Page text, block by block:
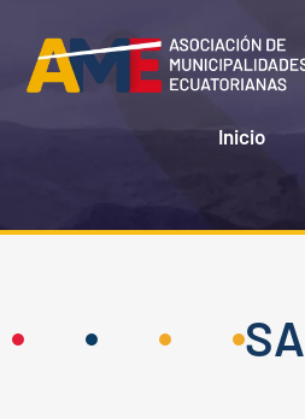
contenido
Inicio